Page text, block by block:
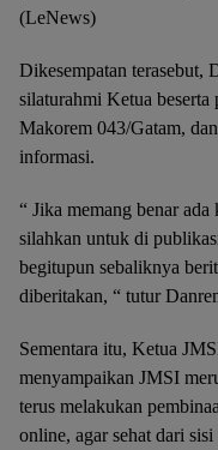
(LeNews)
Dikesempatan terasebut,
silaturahmi Ketua
Makorem 043/Gatam,
informasi.
“ Jika memang benar
silahkan untuk di
begitupun sebaliknya
diberitakan, “ tutur
Sementara itu, Ketua
menyampaikan JMSI
terus melakukan
online, agar sehat dari